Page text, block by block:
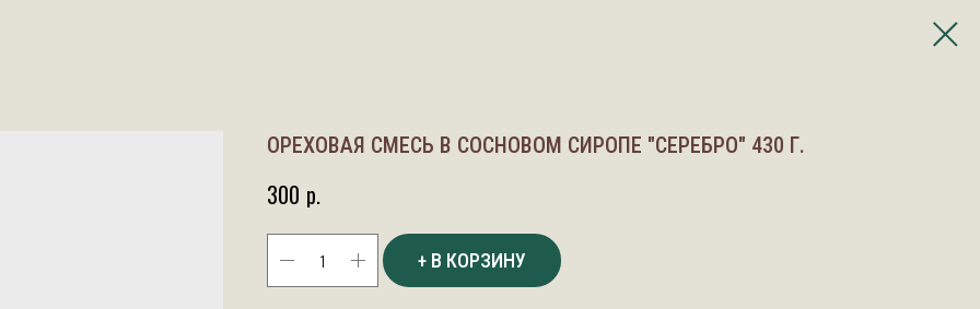
ОРЕХОВАЯ СМЕСЬ В СОСНОВОМ СИРОПЕ "СЕРЕБРО" 430 Г.
300 р.
+ В КОРЗИНУ